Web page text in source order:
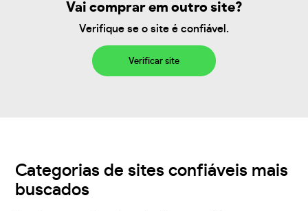
Vai comprar em outro site?
Verifique se o site é confiável.
Verificar site
Categorias de sites confiáveis mais
buscados